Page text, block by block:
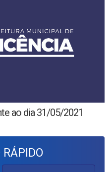
ao dia 31/05/2021
RÁPIDO